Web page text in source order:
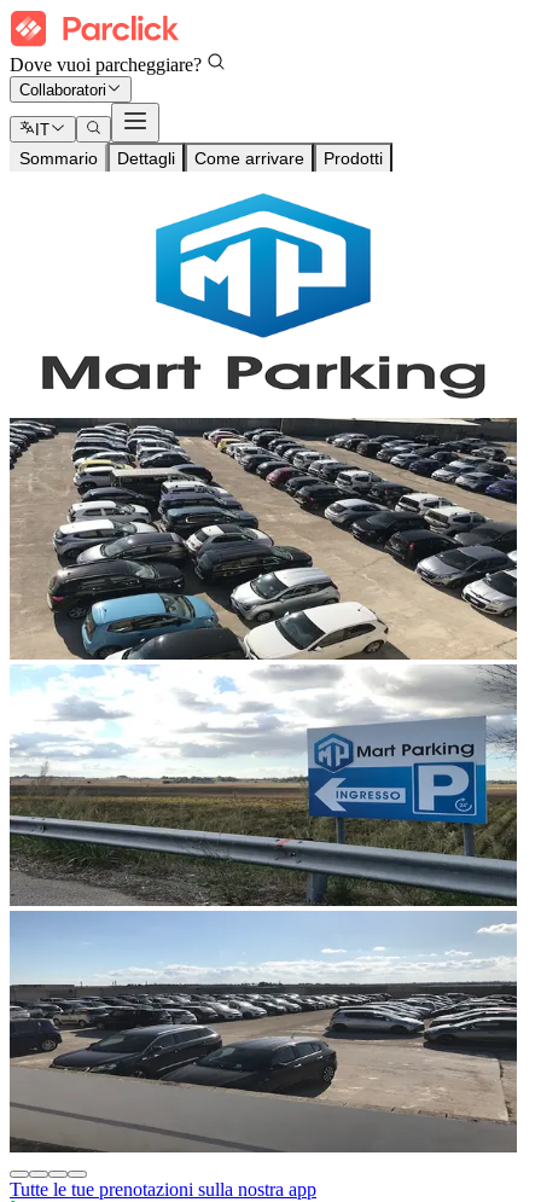
Dove vuoi parcheggiare?
Collaboratori
IT
Sommario Dettagli Come arrivare Prodotti
Tutte le tue prenotazioni sulla nostra app